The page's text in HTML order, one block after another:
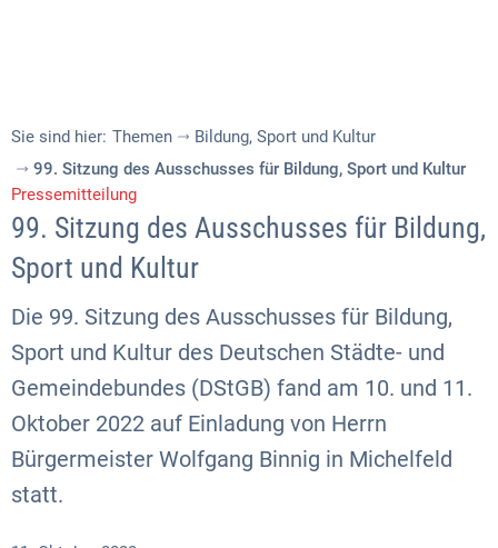
Sie sind hier: Themen
Bildung, Sport und Kultur
99. Sitzung des Ausschusses für Bildung, Sport und Kultur
Pressemitteilung
99. Sitzung des Ausschusses für Bildung,
Sport und Kultur
Die 99. Sitzung des Ausschusses für Bildung,
Sport und Kultur des Deutschen Städte- und
Gemeindebundes (DStGB) fand am 10. und 11.
Oktober 2022 auf Einladung von Herrn
Bürgermeister Wolfgang Binnig in Michelfeld
statt.